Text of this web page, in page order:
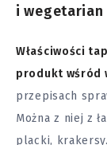
i wegetarian
Właściwości
produkt wśród
przepisach
Można z niej z
placki,